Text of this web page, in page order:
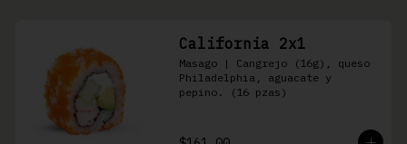
California 2x1
Masago | Cangrejo (16g), queso
Philadelphia, aguacate y
pepino. (16 pzas)